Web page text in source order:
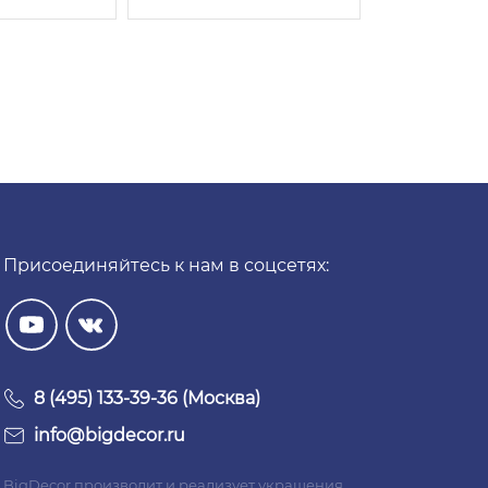
Присоединяйтесь к нам в соцсетях:
8 (495) 133-39-36 (Москва)
info@bigdecor.ru